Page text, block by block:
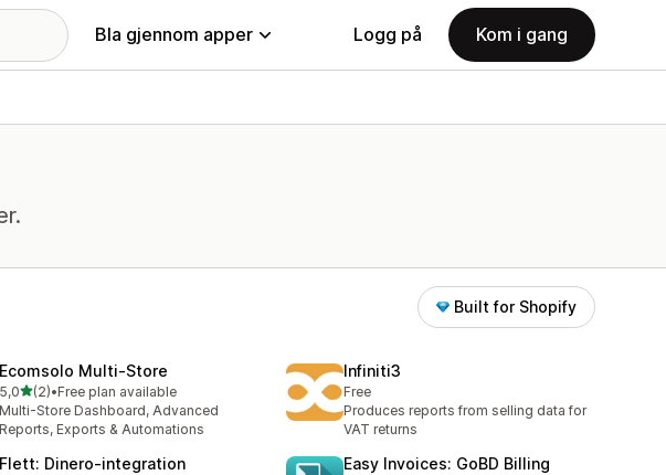
Bla gjennom apper Logg på Kom i gang
Built for Shopify
Ecomsolo Multi‑Store
5,0av 5 stjerner
(2)
Totalt 2 omtaler
•Free plan available
Multi-Store Dashboard, Advanced
Reports, Exports & Automations
Infiniti3
Free
Produces reports from selling data for
VAT returns
Flett: Dinero‑integration Easy Invoices: GoBD Billing